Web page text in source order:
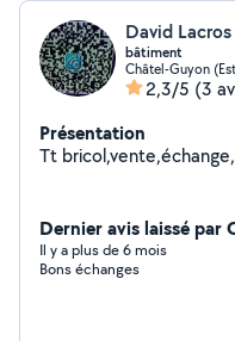
David Lacros
bâtiment
Châtel-Guyon
2,3/5 (3
Présentation
Tt
Dernier avis laissé par
Il y a plus de 6 mois
Bons échanges